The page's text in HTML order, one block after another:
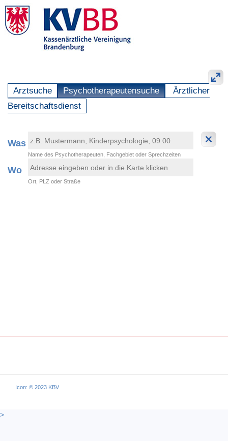
Arztsuche Psychotherapeutensuche
Ärztlicher
Bereitschaftsdienst
Was
Name des Psychotherapeuten, Fachgebiet oder Sprechzeiten
Wo
Ort, PLZ oder Straße
Icon: © 2023 KBV
>